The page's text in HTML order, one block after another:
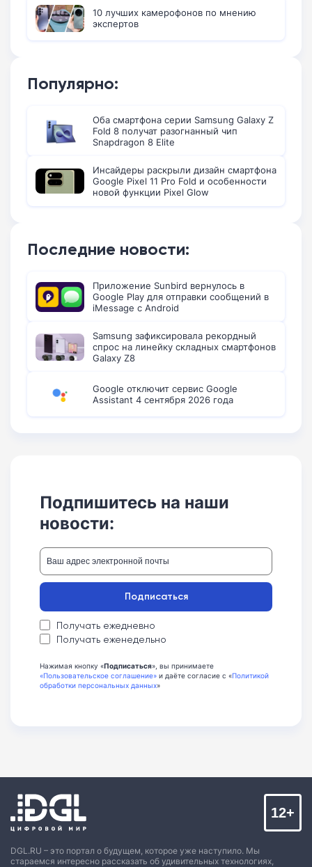
10 лучших камерофонов по мнению
экспертов
Популярно:
Оба смартфона серии Samsung Galaxy Z
Fold 8 получат разогнанный чип
Snapdragon 8 Elite
Инсайдеры раскрыли дизайн смартфона
Google Pixel 11 Pro Fold и особенности
новой функции Pixel Glow
Последние новости:
Приложение Sunbird вернулось в
Google Play для отправки сообщений в
iMessage с Android
Samsung зафиксировала рекордный
спрос на линейку складных смартфонов
Galaxy Z8
Google отключит сервис Google
Assistant 4 сентября 2026 года
Подпишитесь на наши
новости:
Получать ежедневно
Получать еженедельно
Подписаться
Нажимая кнопку «Подписаться», вы принимаете
«Пользовательское соглашение» и даёте согласие с «Политикой
обработки персональных данных»
DGL.RU – это портал о будущем, которое уже наступило. Мы
стараемся интересно рассказать об удивительных технологиях,
12+